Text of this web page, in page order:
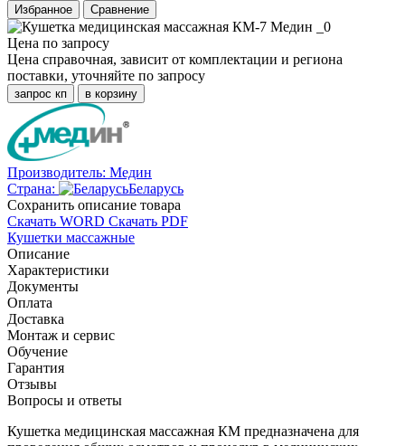
Избранное Сравнение
Цена по запросу
Цена справочная, зависит от комплектации и региона
поставки, уточняйте по запросу
запрос кп в корзину
Производитель: Медин
Страна:
Беларусь
Cохранить описание товара
Скачать WORD Скачать PDF
Кушетки массажные
Описание
Характеристики
Документы
Оплата
Доставка
Монтаж и сервис
Обучение
Гарантия
Отзывы
Вопросы и ответы
Кушетка медицинская массажная КМ предназначена для